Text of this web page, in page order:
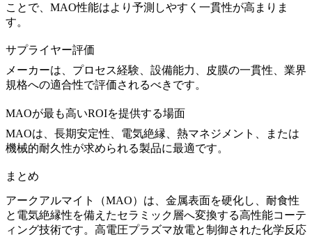
ことで、MAO性能はより予測しやすく一貫性が高まりま
す。
サプライヤー評価
メーカーは、プロセス経験、設備能力、皮膜の一貫性、業界
規格への適合性で評価されるべきです。
MAOが最も高いROIを提供する場面
MAOは、長期安定性、電気絶縁、熱マネジメント、または
機械的耐久性が求められる製品に最適です。
まとめ
アークアルマイト（MAO）は、金属表面を硬化し、耐食性
と電気絶縁性を備えたセラミック層へ変換する高性能コーテ
ィング技術です。高電圧プラズマ放電と制御された化学反応